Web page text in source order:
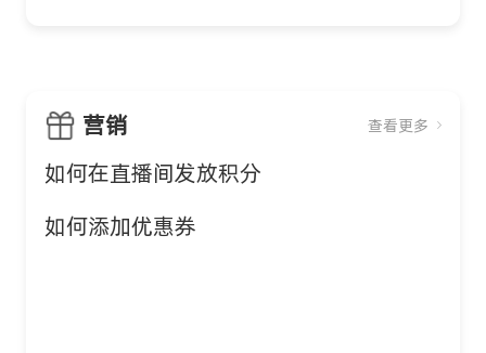
营销 查看更多
如何在直播间发放积分
如何添加优惠券